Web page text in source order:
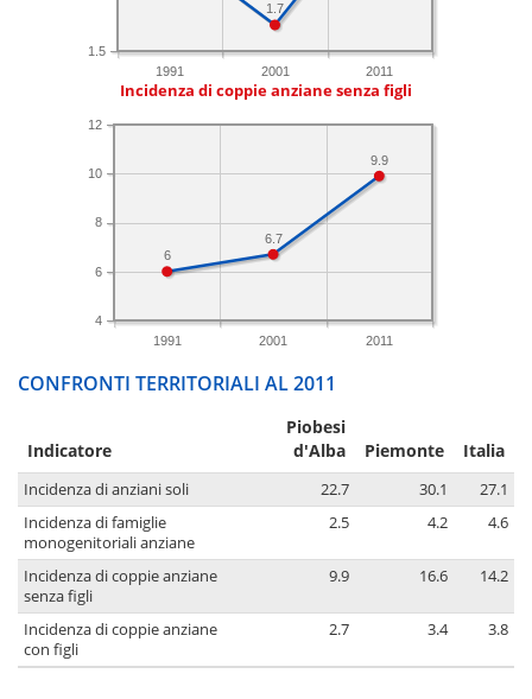
1991 2001 2011
1.5
1.7
Incidenza di coppie anziane senza figli
1991 2001 2011
4
6
8
10
12
9.9
6.7
6
CONFRONTI TERRITORIALI AL 2011
Indicatore
Piobesi
d'Alba
Piemonte Italia
Incidenza di anziani soli 22.7 30.1
27.1
Incidenza di famiglie
monogenitoriali anziane
2.5 4.2 4.6
Incidenza di coppie anziane
senza figli
9.9 16.6 14.2
Incidenza di coppie anziane
con figli
2.7 3.4 3.8